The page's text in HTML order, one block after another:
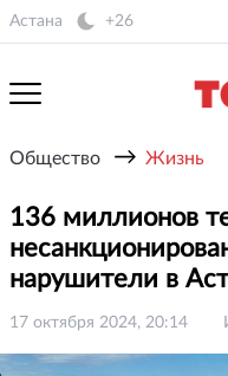
Астана +26
Общество → Жизнь
136 миллионов
нарушители в
17 октября 2024, 20:14